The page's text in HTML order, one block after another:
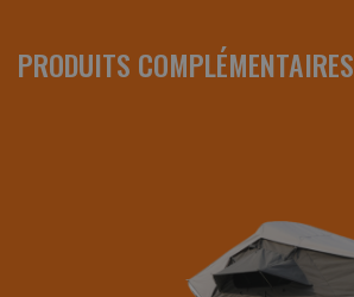
PRODUITS COMPLÉMENTAIRES